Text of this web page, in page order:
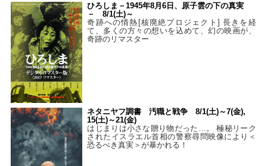
ひろしま－1945年8月6日、原子雲の下の真実
－ 8/1(土)～
奇跡への情熱[核廃絶プロジェクト] 長きを経
て、多くの方々の想いを込めて、幻の映画が、
奇跡のリマスター
ネタニヤフ調書 汚職と戦争 8/1(土)～7(金),
15(土)～21(金)
はじまりは小さな贈り物だった…。 極秘リーク
されたイスラエル首相の警察尋問映像により＜
恐るべき真実＞が暴かれる！